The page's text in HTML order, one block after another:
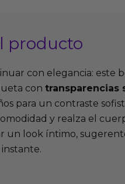
producto
con elegancia: este
con transparencias
para un contraste
y realza el
un look íntimo,
instante.